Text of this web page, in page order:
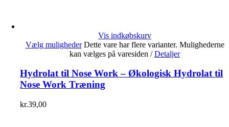
Vis indkøbskurv
Vælg muligheder Dette vare har flere varianter. Mulighederne
kan vælges på varesiden / Detaljer
Hydrolat til Nose Work – Økologisk Hydrolat til
Nose Work Træning
kr.39,00